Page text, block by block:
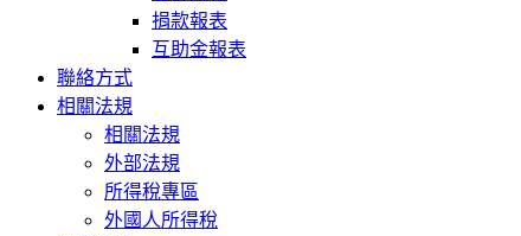
捐款報表
互助金報表
聯絡方式
相關法規
相關法規
外部法規
所得稅專區
外國人所得稅